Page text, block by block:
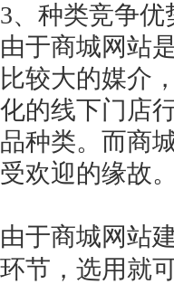
3、种类竞争优
由于商城网站
比较大的媒介
化的线下门店
品种类。而商
受欢迎的缘故。
由于商城网站
环节，选用就